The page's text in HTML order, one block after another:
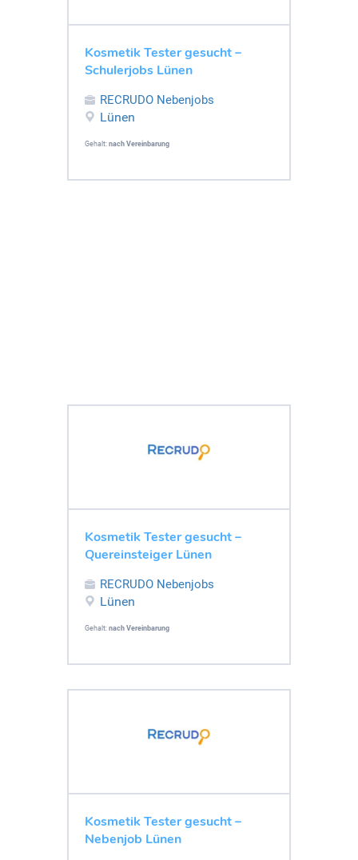
Kosmetik Tester gesucht –
Schulerjobs Lünen
RECRUDO Nebenjobs
Lünen
Gehalt: nach Vereinbarung
Kosmetik Tester gesucht –
Quereinsteiger Lünen
RECRUDO Nebenjobs
Lünen
Gehalt: nach Vereinbarung
Kosmetik Tester gesucht –
Nebenjob Lünen